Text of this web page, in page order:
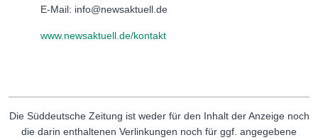
E-Mail: info@newsaktuell.de
www.newsaktuell.de/kontakt
Die Süddeutsche Zeitung ist weder für den Inhalt der Anzeige noch
die darin enthaltenen Verlinkungen noch für ggf. angegebene